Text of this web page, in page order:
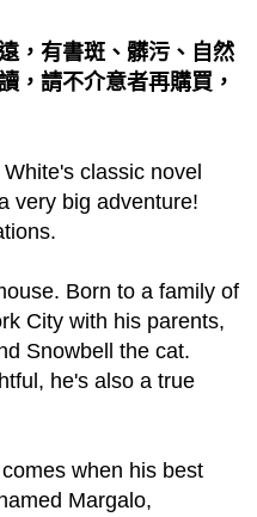
，有書斑、髒污、自然
，請不介意者再購買，
classic novel
very big adventure!
Born to a family of
City with his parents,
Snowbell the cat.
he's also a true
when his best
Margalo,